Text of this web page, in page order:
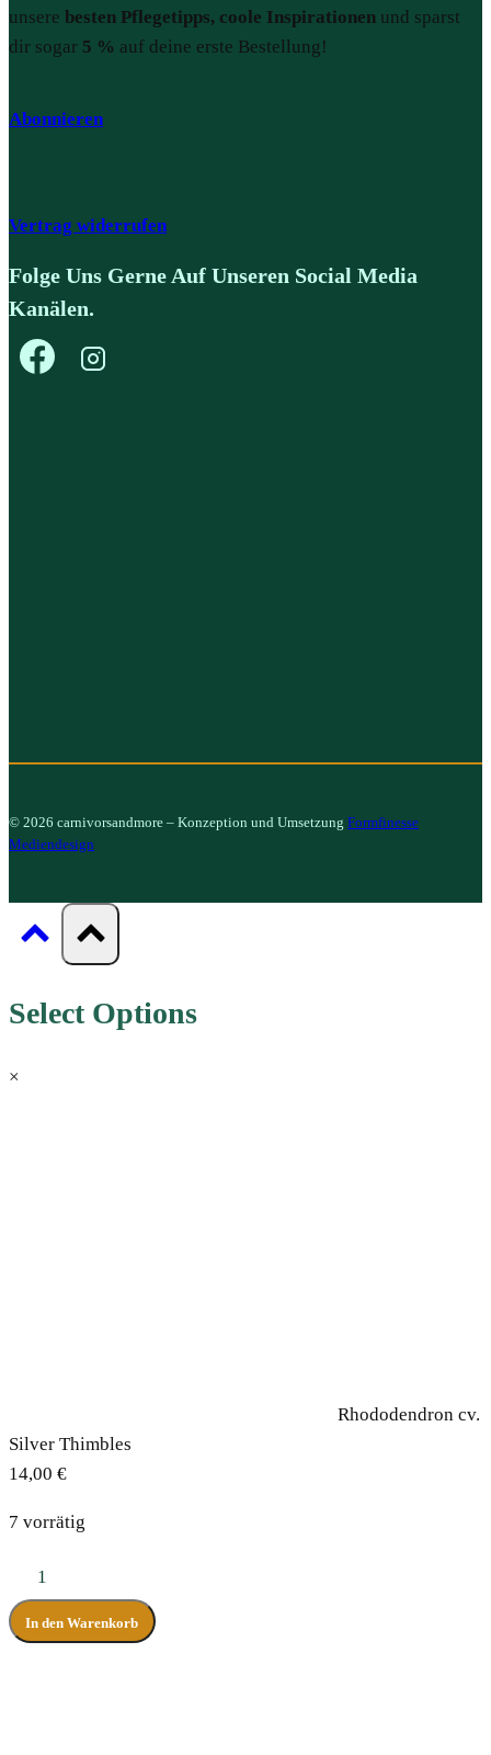
unsere besten Pflegetipps, coole Inspirationen und sparst
dir sogar 5 % auf deine erste Bestellung!
Abonnieren
Vertrag widerrufen
Folge Uns Gerne Auf Unseren Social Media
Kanälen.
© 2026 carnivorsandmore – Konzeption und Umsetzung Formfinesse
Mediendesign
Select Options
×
Rhododendron cv.
Silver Thimbles
14,00 €
7 vorrätig
Rhododendron
cv.
Silver
In den Warenkorb